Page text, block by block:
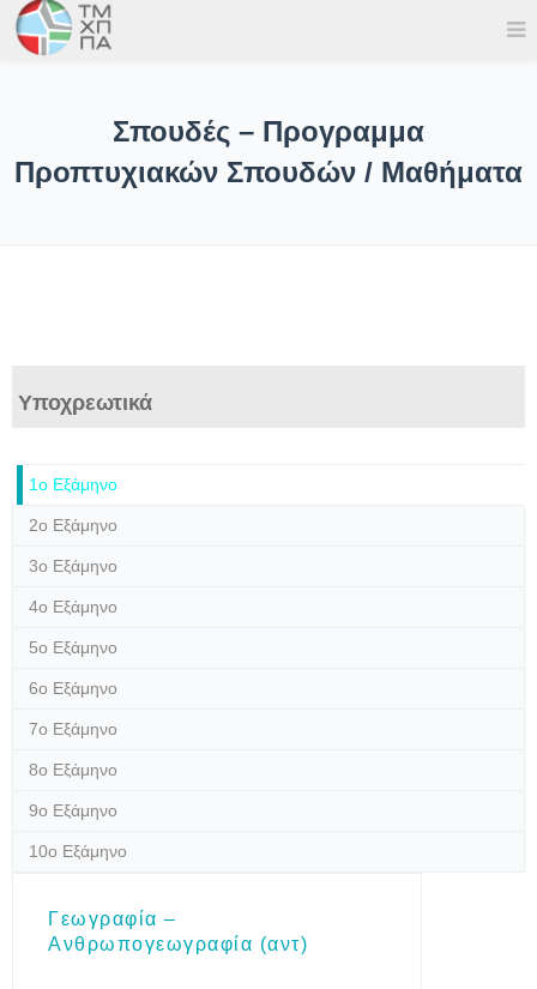
Σπουδές – Προγραμμα
Προπτυχιακών Σπουδών / Μαθήματα
Υποχρεωτικά
1ο Εξάμηνο
2ο Εξάμηνο
3ο Εξάμηνο
4ο Εξάμηνο
5ο Εξάμηνο
6ο Εξάμηνο
7ο Εξάμηνο
8ο Εξάμηνο
9ο Εξάμηνο
10ο Εξάμηνο
Γεωγραφία –
Ανθρωπογεωγραφία (αντ)